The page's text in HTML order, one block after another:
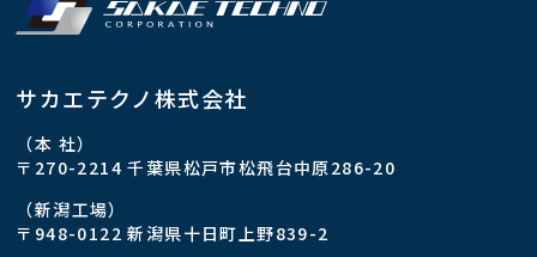
サカエテクノ株式会社
（本 社）
〒270-2214 千葉県松戸市松飛台中原286-20
（新潟工場）
〒948-0122 新潟県十日町上野839-2